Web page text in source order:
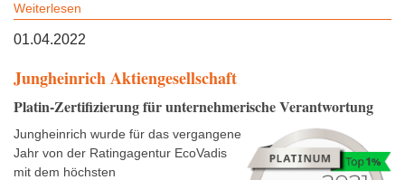
Weiterlesen
01.04.2022
Jungheinrich Aktiengesellschaft
Platin-Zertifizierung für unternehmerische Verantwortung
Jungheinrich wurde für das vergangene
Jahr von der Ratingagentur EcoVadis
mit dem höchsten